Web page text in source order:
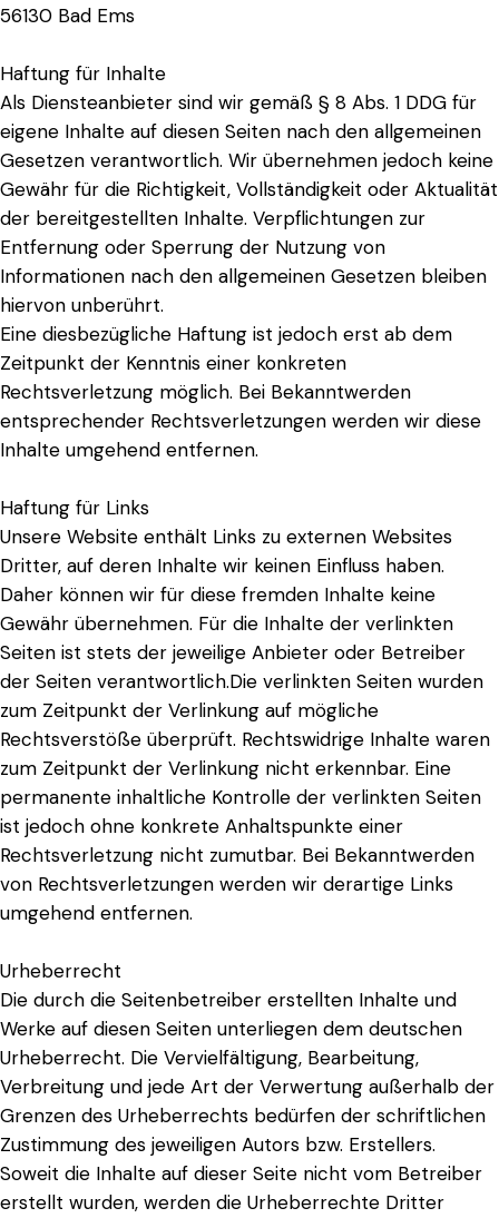
56130 Bad Ems
Haftung für Inhalte
Als Diensteanbieter sind wir gemäß § 8 Abs. 1 DDG für
eigene Inhalte auf diesen Seiten nach den allgemeinen
Gesetzen verantwortlich. Wir übernehmen jedoch keine
Gewähr für die Richtigkeit, Vollständigkeit oder Aktualität
der bereitgestellten Inhalte. Verpflichtungen zur
Entfernung oder Sperrung der Nutzung von
Informationen nach den allgemeinen Gesetzen bleiben
hiervon unberührt.
Eine diesbezügliche Haftung ist jedoch erst ab dem
Zeitpunkt der Kenntnis einer konkreten
Rechtsverletzung möglich. Bei Bekanntwerden
entsprechender Rechtsverletzungen werden wir diese
Inhalte umgehend entfernen.
Haftung für Links
Unsere Website enthält Links zu externen Websites
Dritter, auf deren Inhalte wir keinen Einfluss haben.
Daher können wir für diese fremden Inhalte keine
Gewähr übernehmen. Für die Inhalte der verlinkten
Seiten ist stets der jeweilige Anbieter oder Betreiber
der Seiten verantwortlich.Die verlinkten Seiten wurden
zum Zeitpunkt der Verlinkung auf mögliche
Rechtsverstöße überprüft. Rechtswidrige Inhalte waren
zum Zeitpunkt der Verlinkung nicht erkennbar. Eine
permanente inhaltliche Kontrolle der verlinkten Seiten
ist jedoch ohne konkrete Anhaltspunkte einer
Rechtsverletzung nicht zumutbar. Bei Bekanntwerden
von Rechtsverletzungen werden wir derartige Links
umgehend entfernen.
Urheberrecht
Die durch die Seitenbetreiber erstellten Inhalte und
Werke auf diesen Seiten unterliegen dem deutschen
Urheberrecht. Die Vervielfältigung, Bearbeitung,
Verbreitung und jede Art der Verwertung außerhalb der
Grenzen des Urheberrechts bedürfen der schriftlichen
Zustimmung des jeweiligen Autors bzw. Erstellers.
Soweit die Inhalte auf dieser Seite nicht vom Betreiber
erstellt wurden, werden die Urheberrechte Dritter